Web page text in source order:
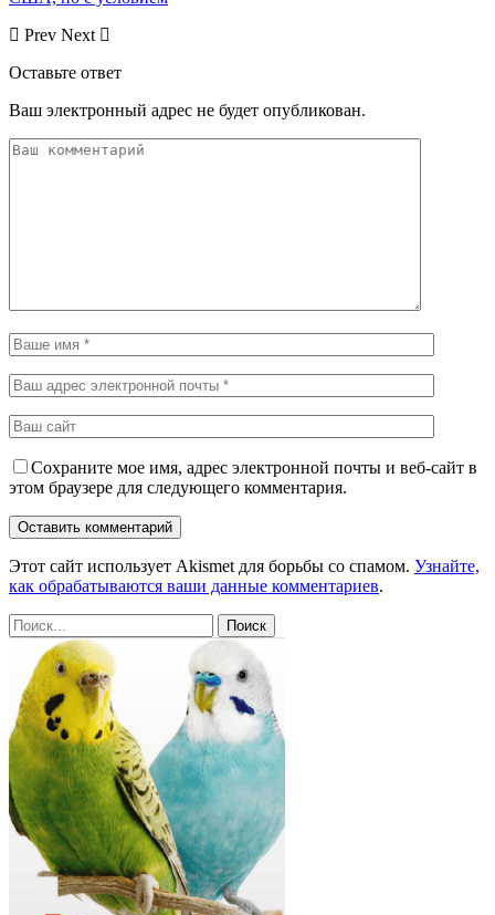
Prev Next
Оставьте ответ
Ваш электронный адрес не будет опубликован.
Сохраните мое имя, адрес электронной почты и веб-сайт в
этом браузере для следующего комментария.
Этот сайт использует Akismet для борьбы со спамом. Узнайте,
как обрабатываются ваши данные комментариев.